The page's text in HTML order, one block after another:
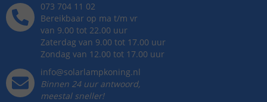
073 704 11 02
Bereikbaar op ma t/m vr
van 9.00 tot 22.00 uur
Zaterdag van 9.00 tot 17.00 uur
Zondag van 12.00 tot 17.00 uur
info@solarlampkoning.nl
Binnen 24 uur antwoord,
meestal sneller!